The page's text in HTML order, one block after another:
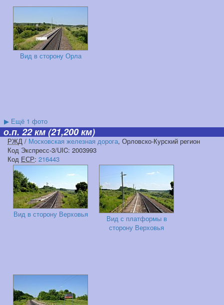
Вид в сторону Орла
▶ Ещё 1 фото
о.п. 22 км(21,200 км)
РЖД / Московская железная дорога, Орловско-Курский регион
Код Экспресс-3/UIC: 2003993
Код ЕСР: 216443
Вид в сторону Верховья
Вид с платформы в
сторону Верховья